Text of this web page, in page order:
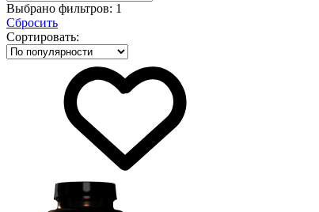
Выбрано фильтров: 1
Сбросить
Сортировать: